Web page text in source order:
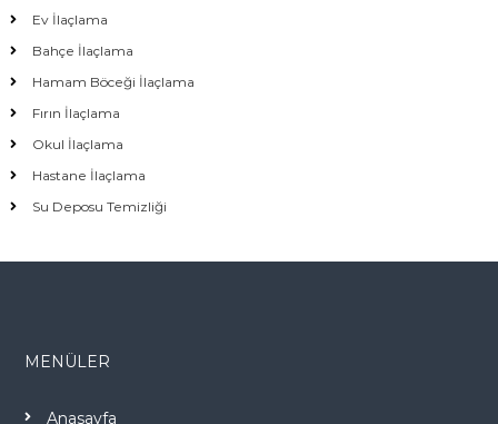
Ev İlaçlama
Bahçe İlaçlama
Hamam Böceği İlaçlama
Fırın İlaçlama
Okul İlaçlama
Hastane İlaçlama
Su Deposu Temizliği
MENÜLER
Anasayfa